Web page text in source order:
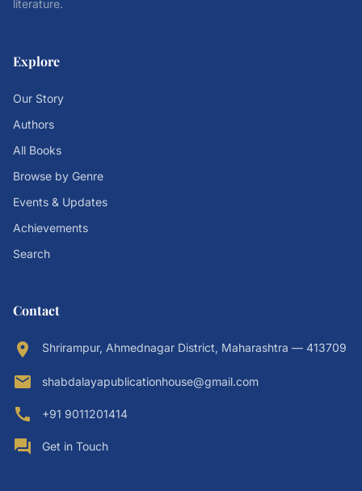
literature.
Explore
Our Story
Authors
All Books
Browse by Genre
Events & Updates
Achievements
Search
Contact
location_on Shrirampur, Ahmednagar District, Maharashtra — 413709
email shabdalayapublicationhouse@gmail.com
call +91 9011201414
forum Get in Touch